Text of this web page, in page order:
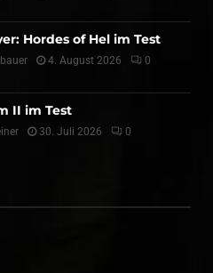
Hordes of Hel im Test
4. August 2026 0
II im Test
30. Juli 2026 0